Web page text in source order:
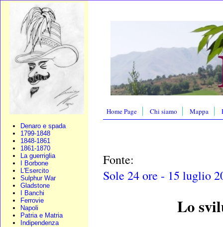
Denaro e spada
1799-1848
1848-1861
1861-1870
La guerriglia
I Borbone
L'Esercito
Sulphur War
Gladstone
I Banchi
Ferrovie
Napoli
Patria e Matria
Indipendenza
Home Page Chi siamo Mappa
Fonte:
Sole 24 ore - 15 luglio
Lo